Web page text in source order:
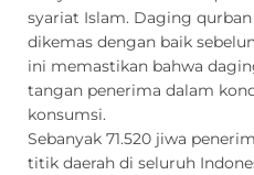
syariat Islam. Daging
dikemas dengan baik
ini memastikan bahwa
tangan penerima dalam
konsumsi.
Sebanyak 71.520 jiwa
titik daerah di seluruh